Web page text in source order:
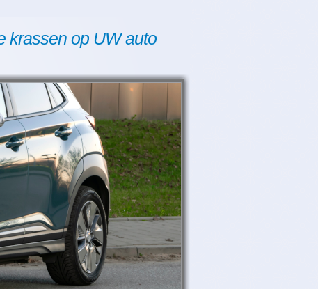
krassen op UW auto